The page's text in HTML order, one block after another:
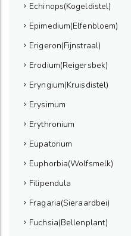
Echinops(Kogeldistel)
Epimedium(Elfenbloem)
Erigeron(Fijnstraal)
Erodium(Reigersbek)
Eryngium(Kruisdistel)
Erysimum
Erythronium
Eupatorium
Euphorbia(Wolfsmelk)
Filipendula
Fragaria(Sieraardbei)
Fuchsia(Bellenplant)